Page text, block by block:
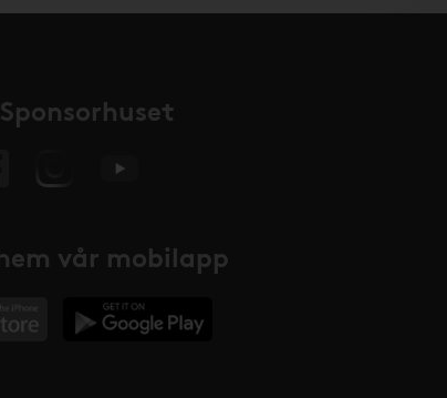
vår mobilapp